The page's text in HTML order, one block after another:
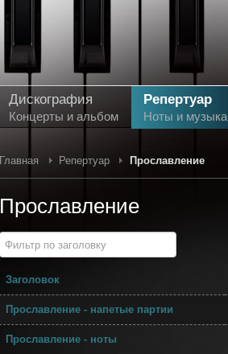
Дискография
Концерты и альбом
Репертуар
Ноты и музыка
Главная Репертуар Прославление
Прославление
Фильтр по заголовку
Заголовок
Прославление - напетые партии
Прославление - ноты